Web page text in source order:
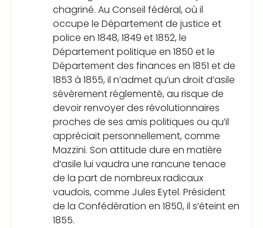
chagriné. Au Conseil fédéral, où il
occupe le Département de justice et
police en 1848, 1849 et 1852, le
Département politique en 1850 et le
Département des finances en 1851 et de
1853 à 1855, il n’admet qu’un droit d’asile
sévèrement réglementé, au risque de
devoir renvoyer des révolutionnaires
proches de ses amis politiques ou qu’il
appréciait personnellement, comme
Mazzini. Son attitude dure en matière
d’asile lui vaudra une rancune tenace
de la part de nombreux radicaux
vaudois, comme Jules Eytel. Président
de la Confédération en 1850, il s’éteint en
1855.